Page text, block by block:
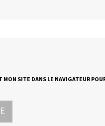
SITE DANS LE NAVIGATEUR